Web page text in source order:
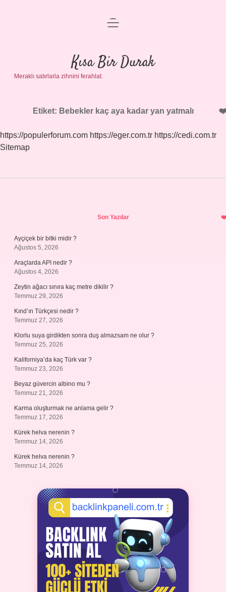
Anasayfa
Gizlilik Politikası
Yasal Uyarı
menüyü
Kısa Bir Durak
Meraklı satırlarla zihnini ferahlat.
Etiket: Bebekler kaç aya kadar yan yatmalı
https://populerforum.com https://eger.com.tr https://cedi.com.tr
Sitemap
Son Yazılar
Ayçiçek bir bitki midir ?
Ağustos 5, 2026
Araçlarda API nedir ?
Ağustos 4, 2026
Zeytin ağacı sınıra kaç metre dikilir ?
Temmuz 29, 2026
Kınd’ın Türkçesi nedir ?
Temmuz 27, 2026
Klorlu suya girdikten sonra duş almazsam ne olur ?
Temmuz 25, 2026
Kaliforniya’da kaç Türk var ?
Temmuz 23, 2026
Beyaz güvercin albino mu ?
Temmuz 21, 2026
Karma oluşturmak ne anlama gelir ?
Temmuz 17, 2026
Kürek helva nerenin ?
Temmuz 14, 2026
Kürek helva nerenin ?
Temmuz 14, 2026